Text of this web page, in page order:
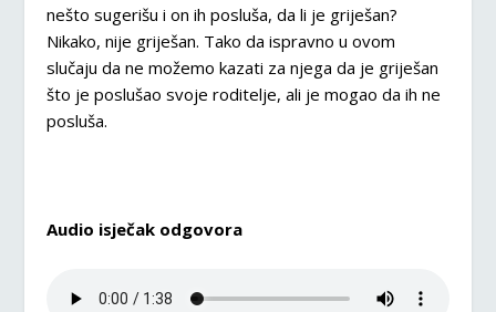
nešto sugerišu i on ih posluša, da li je griješan?
Nikako, nije griješan. Tako da ispravno u ovom
slučaju da ne možemo kazati za njega da je griješan
što je poslušao svoje roditelje, ali je mogao da ih ne
posluša.
Audio isječak odgovora